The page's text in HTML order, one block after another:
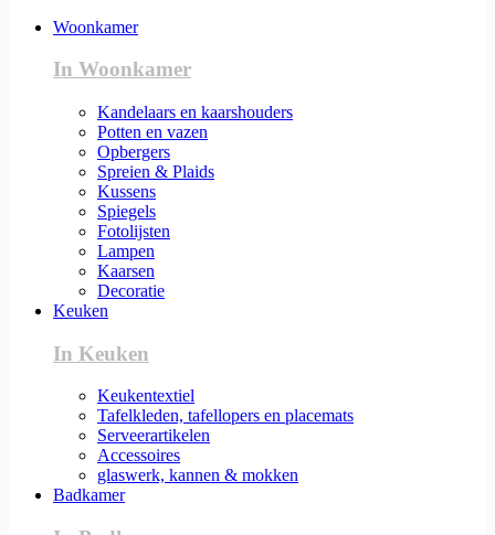
Woonkamer
In Woonkamer
Kandelaars en kaarshouders
Potten en vazen
Opbergers
Spreien & Plaids
Kussens
Spiegels
Fotolijsten
Lampen
Kaarsen
Decoratie
Keuken
In Keuken
Keukentextiel
Tafelkleden, tafellopers en placemats
Serveerartikelen
Accessoires
glaswerk, kannen & mokken
Badkamer